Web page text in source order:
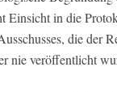
Einsicht in die
die der
nie veröffentlicht